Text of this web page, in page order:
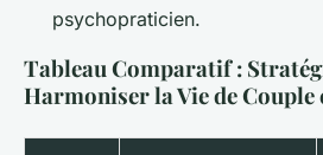
psychopraticien.
Tableau Comparatif :
Harmoniser la Vie de